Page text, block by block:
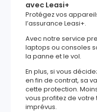
avec Leasi+
Protégez vos
l’assurance Leasi+.
Avec notre service
laptops ou consoles
la panne et le vol.
En plus, si vous
en fin de contrat, sa
cette protection.
vous profitez de votre
imprévus.